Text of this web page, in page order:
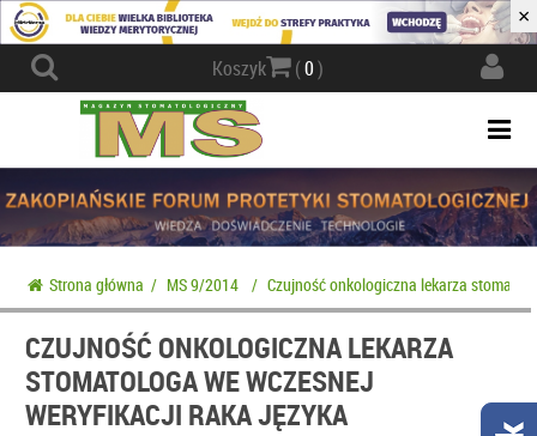
×
Koszyk (0)
Strona główna / MS 9/2014 / Czujność onkologiczna lekarza
CZUJNOŚĆ ONKOLOGICZNA LEKARZA
STOMATOLOGA WE WCZESNEJ
WERYFIKACJI RAKA JĘZYKA